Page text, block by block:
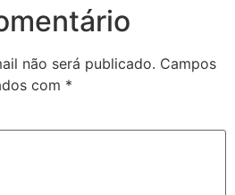
não será publicado. Campos
com *